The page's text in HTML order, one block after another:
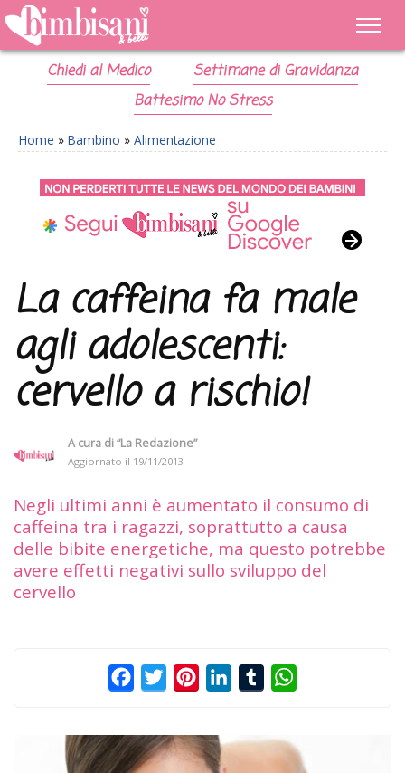
Chiedi al Medico
Settimane di Gravidanza
Battesimo No Stress
Home » Bambino » Alimentazione
La caffeina fa male
agli adolescenti:
cervello a rischio!
A cura di“La Redazione”
Aggiornato il 19/11/2013
Negli ultimi anni è aumentato il consumo di
caffeina tra i ragazzi, soprattutto a causa
delle bibite energetiche, ma questo potrebbe
avere effetti negativi sullo sviluppo del
cervello
FacebookTwitterPinterestLinkedInTumblr